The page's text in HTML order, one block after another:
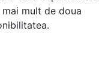
mult de doua